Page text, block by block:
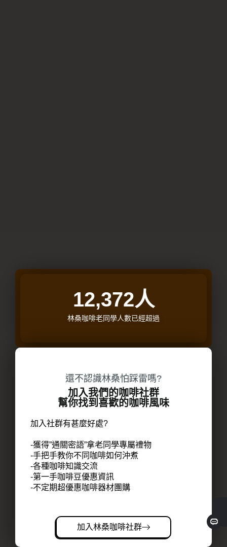
林桑咖啡老同學人數已經超過
12,372人
還不認識林桑怕踩雷嗎?
加入我們的咖啡社群
幫你找到喜歡的咖啡風味
加入社群有甚麼好處?
-獲得”通關密語”拿老同學專屬禮物
-手把手教你不同咖啡如何沖煮
-各種咖啡知識交流
-第一手咖啡豆優惠資訊
-不定期超優惠咖啡器材團購
加入林桑咖啡社群